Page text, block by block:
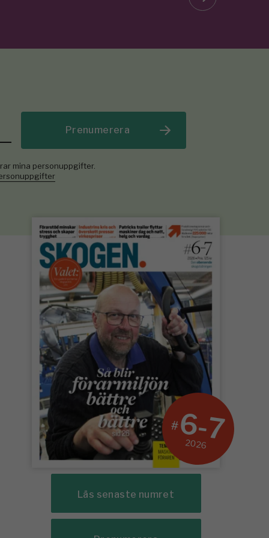
Prenumerera
mina personuppgifter.
#6-7
2026
Läs senaste numret